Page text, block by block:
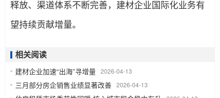
释放、渠道体系不断完善，建材企业国际化业务有
望持续贡献增量。
相关阅读
建材企业加速“出海”寻增量 2026-04-13
三月部分房企销售业绩显著改善 2026-04-13